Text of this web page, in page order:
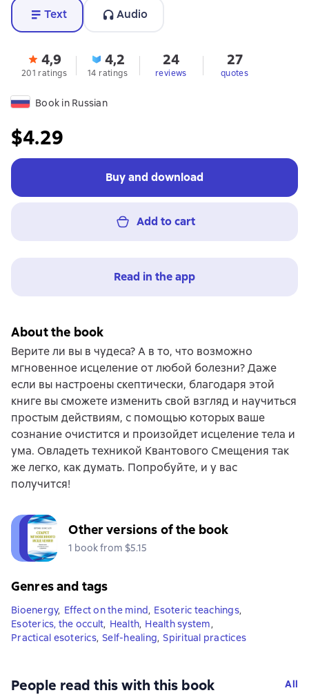
Text Audio
4,9
201 ratings
4,2
14 ratings
24
reviews
27
quotes
Book in Russian
$4.29
Buy and download
Add to cart
Read in the app
About the book
Верите ли вы в чудеса? А в то, что возможно
мгновенное исцеление от любой болезни? Даже
если вы настроены скептически, благодаря этой
книге вы сможете изменить свой взгляд и научиться
простым действиям, с помощью которых ваше
сознание очистится и произойдет исцеление тела и
ума. Овладеть техникой Квантового Смещения так
же легко, как думать. Попробуйте, и у вас
получится!
Other versions of the book
1 book from $5.15
Genres and tags
Bioenergy, Effect on the mind, Esoteric teachings,
Esoterics, the occult, Health, Health system,
Practical esoterics, Self-healing, Spiritual practices
People read this with this book All